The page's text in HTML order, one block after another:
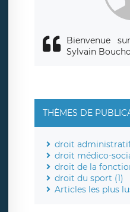
Bienvenue
Sylvain
THÈMES DE
droit
droit médico-
droit de la
droit du sport (1)
Articles les plus